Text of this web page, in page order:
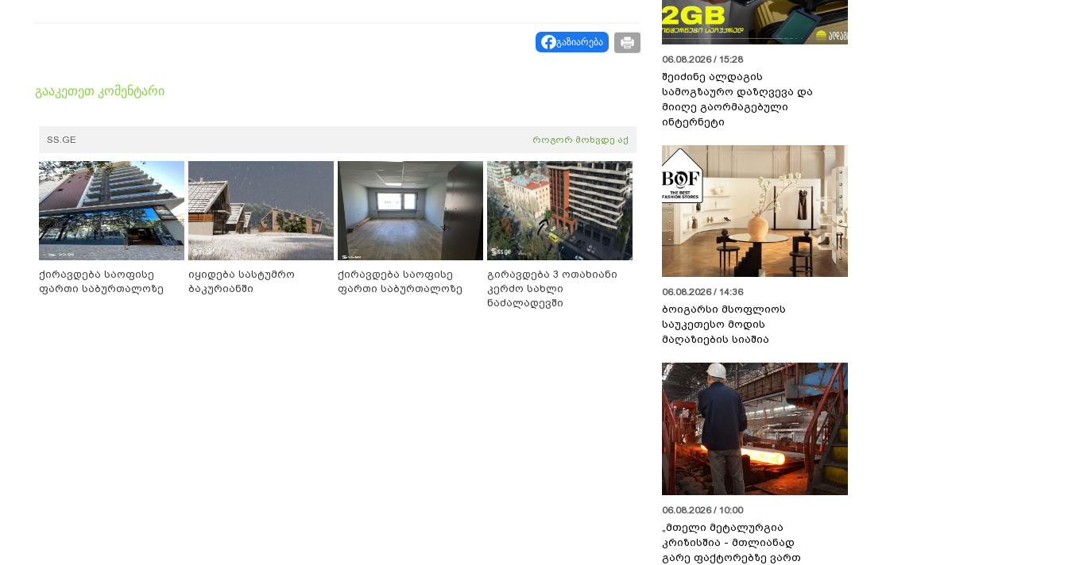
გაზიარება
გააკეთეთ კომენტარი
SS.GE როგორ მოხვდე აქ
ქირავდება საოფისე
ფართი საბურთალოზე
იყიდება სასტუმრო
ბაკურიანში
ქირავდება საოფისე
ფართი საბურთალოზე
გირავდება 3 ოთახიანი
კერძო სახლი
ნაძალადევში
06.08.2026 / 15:28
შეიძინე ალდაგის
სამოგზაურო დაზღვევა და
მიიღე გაორმაგებული
ინტერნეტი
06.08.2026 / 14:36
ბოიგარსი მსოფლიოს
საუკეთესო მოდის
მაღაზიების სიაშია
06.08.2026 / 10:00
„მთელი მეტალურგია
კრიზისშია - მთლიანად
გარე ფაქტორებზე ვართ